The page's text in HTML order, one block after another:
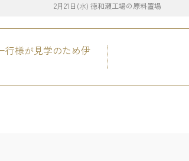
2月21日(水) 徳和瀬工場の原料置場
行様が見学のため伊